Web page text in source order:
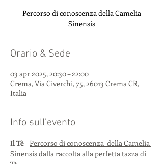
Percorso di conoscenza della Camelia
Sinensis
Orario & Sede
03 apr 2025, 20:30 – 22:00
Crema, Via Civerchi, 75, 26013 Crema CR,
Italia
Info sull'evento
Il Tè - Percorso di conoscenza  della Camelia
Sinensis dalla raccolta alla perfetta tazza di